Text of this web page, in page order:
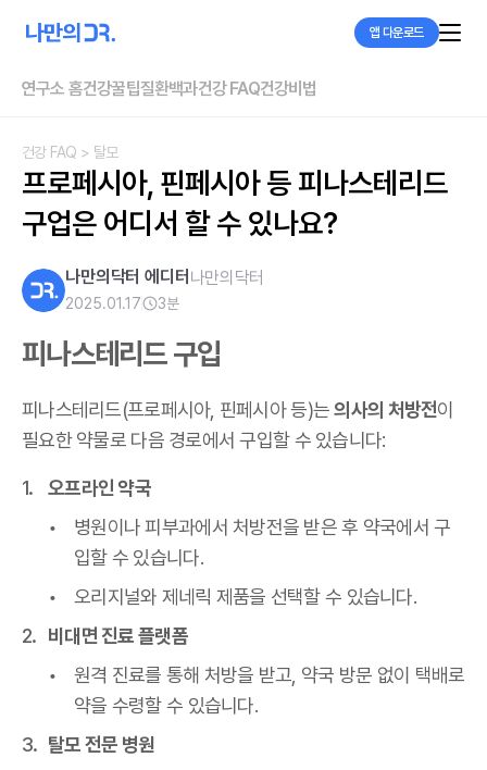
앱 다운로드
연구소 홈건강꿀팁질환백과건강 FAQ건강비법
건강 FAQ > 탈모
프로페시아, 핀페시아 등 피나스테리드
구업은 어디서 할 수 있나요?
나만의닥터 에디터 나만의닥터
2025.01.17 3분
피나스테리드 구입
피나스테리드(프로페시아, 핀페시아 등)는의사의 처방전이
필요한 약물로 다음 경로에서 구입할 수 있습니다:
오프라인 약국
병원이나 피부과에서 처방전을 받은 후 약국에서 구
입할 수 있습니다.
오리지널와 제네릭 제품을 선택할 수 있습니다.
비대면 진료 플랫폼
원격 진료를 통해 처방을 받고, 약국 방문 없이 택배로
약을 수령할 수 있습니다.
탈모 전문 병원